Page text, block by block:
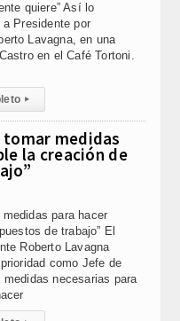
quiere” Así lo
Presidente por
Lavagna, en una
en el Café Tortoni.
▸
tomar medidas
la creación de
medidas para hacer
de trabajo” El
Roberto Lavagna
como Jefe de
medidas necesarias para